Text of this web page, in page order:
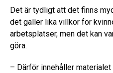
Det är tydligt att det finns
det gäller lika villkor för
arbetsplatser, men det kan
göra.
– Därför innehåller